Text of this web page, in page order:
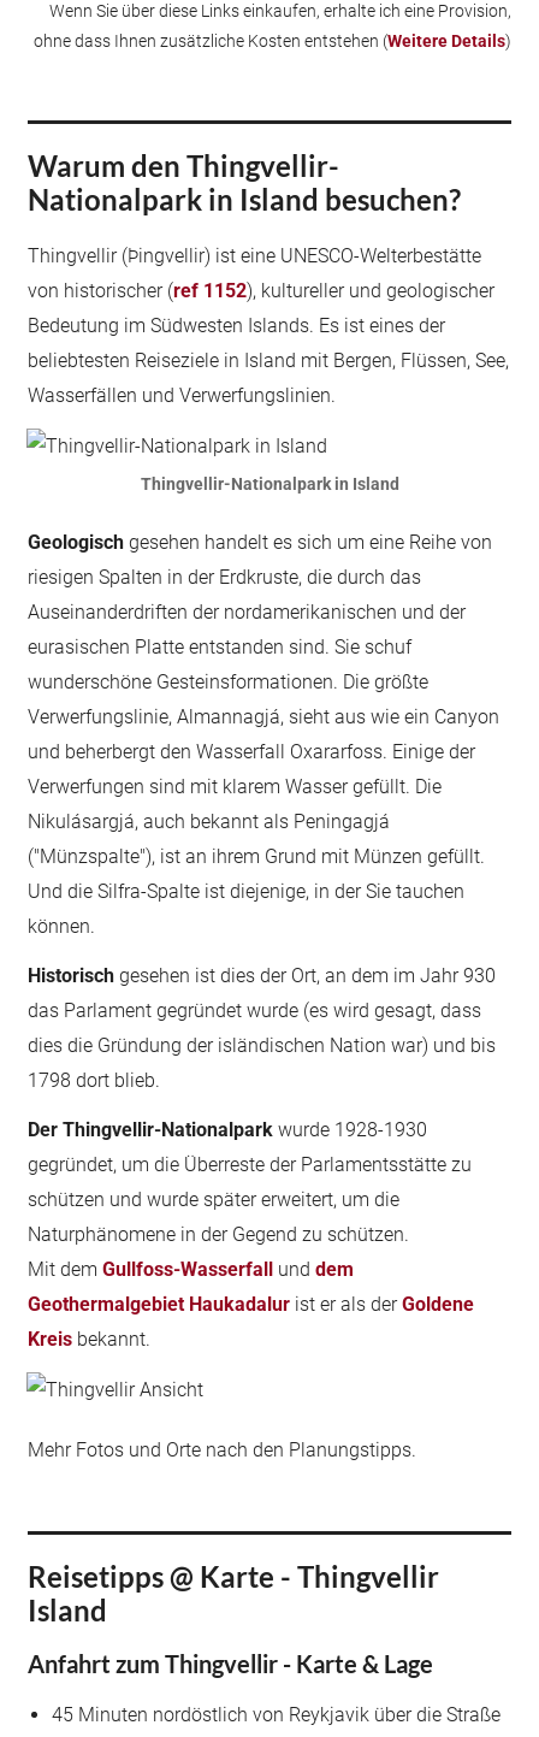
Wenn Sie über diese Links einkaufen, erhalte ich eine Provision,
ohne dass Ihnen zusätzliche Kosten entstehen (Weitere Details)
Warum den Thingvellir-
Nationalpark in Island besuchen?
Thingvellir (Þingvellir) ist eine UNESCO-Welterbestätte
von historischer (ref 1152), kultureller und geologischer
Bedeutung im Südwesten Islands. Es ist eines der
beliebtesten Reiseziele in Island mit Bergen, Flüssen, See,
Wasserfällen und Verwerfungslinien.
Thingvellir-Nationalpark in Island
Geologisch gesehen handelt es sich um eine Reihe von
riesigen Spalten in der Erdkruste, die durch das
Auseinanderdriften der nordamerikanischen und der
eurasischen Platte entstanden sind. Sie schuf
wunderschöne Gesteinsformationen. Die größte
Verwerfungslinie, Almannagjá, sieht aus wie ein Canyon
und beherbergt den Wasserfall Oxararfoss. Einige der
Verwerfungen sind mit klarem Wasser gefüllt. Die
Nikulásargjá, auch bekannt als Peningagjá
("Münzspalte"), ist an ihrem Grund mit Münzen gefüllt.
Und die Silfra-Spalte ist diejenige, in der Sie tauchen
können.
Historisch gesehen ist dies der Ort, an dem im Jahr 930
das Parlament gegründet wurde (es wird gesagt, dass
dies die Gründung der isländischen Nation war) und bis
1798 dort blieb.
Der Thingvellir-Nationalpark wurde 1928-1930
gegründet, um die Überreste der Parlamentsstätte zu
schützen und wurde später erweitert, um die
Naturphänomene in der Gegend zu schützen.
Mit demGullfoss-Wasserfall unddem
Geothermalgebiet Haukadalur ist er als derGoldene
Kreis bekannt.
Mehr Fotos und Orte nach den Planungstipps.
Reisetipps @ Karte - Thingvellir
Island
Anfahrt zum Thingvellir - Karte & Lage
45 Minuten nordöstlich von Reykjavik über die Straße